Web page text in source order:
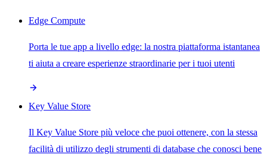
Edge Compute
Porta le tue app a livello edge: la nostra piattaforma istantanea
ti aiuta a creare esperienze straordinarie per i tuoi utenti
Key Value Store
Il Key Value Store più veloce che puoi ottenere, con la stessa
facilità di utilizzo degli strumenti di database che conosci bene